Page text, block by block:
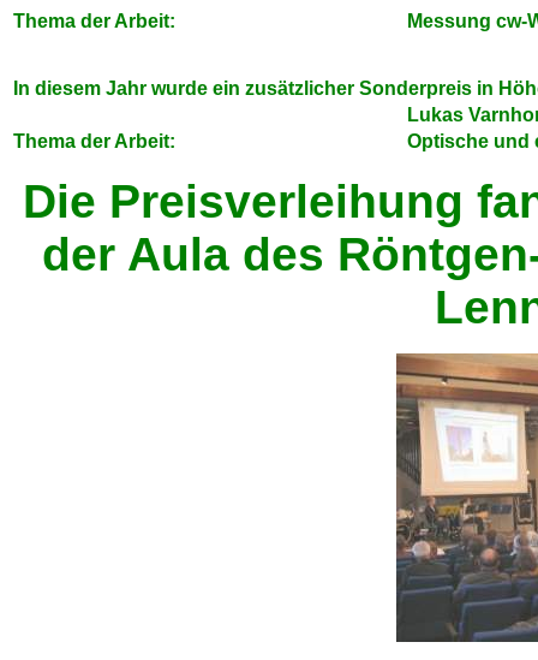
Thema der Arbeit:
Messung cw-
In diesem Jahr wurde ein zusätzlicher Sonderpreis in
Lukas
Thema der Arbeit:
Optische und
Die Preisverleihung
der Aula des